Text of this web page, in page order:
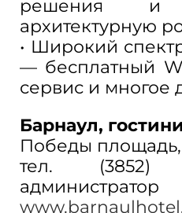
решения и
архитектурную
• Широкий
— бесплатный
сервис и многое
Барнаул,
Победы
тел.
администратор